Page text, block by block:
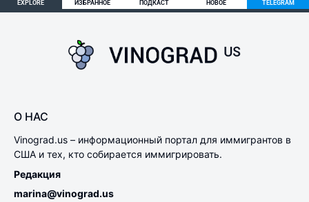
EXPLORE ИЗБРАННОЕ ПОДКАСТ НОВОЕ TELEGRAM
О НАС
Vinograd.us – информационный портал для иммигрантов в
США и тех, кто собирается иммигрировать.
Редакция
marina@vinograd.us